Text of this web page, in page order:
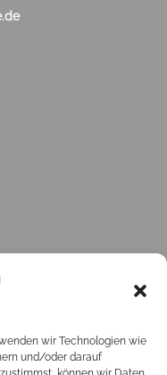
wir Technologien wie
und/oder darauf
MIT
eineGOOGLE